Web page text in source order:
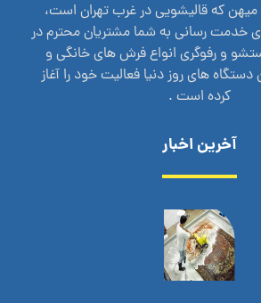
میهن که قالیشویی در غرب تهران است،
راستای خدمت رسانی به شما مشتریان محترم در
و رفوگری انواع فرش های خانگی و
های روز دنیا فعالیت خود را آغاز
کرده است .
آخرین اخبار